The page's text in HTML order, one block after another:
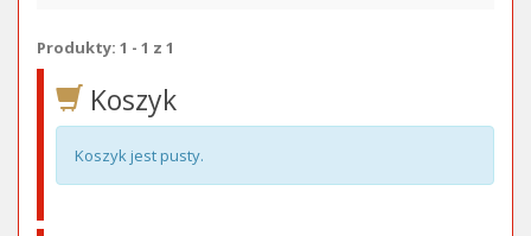
Produkty: 1 - 1 z 1
Koszyk
Koszyk jest pusty.